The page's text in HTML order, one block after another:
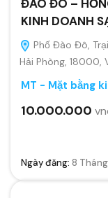
ĐÀO ĐÔ –
KINH DOANH
Phố Đào Đô,
Hải Phòng, 18000,
MT - Mặt bằng
10.000.000
Ngày đăng: 8